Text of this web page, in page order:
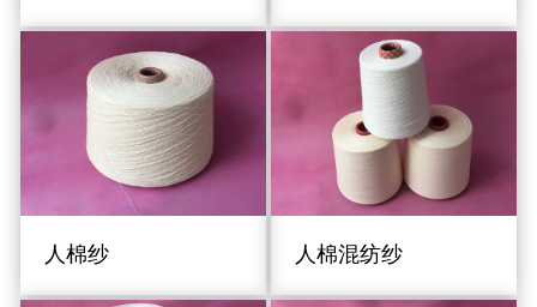
人棉纱 人棉混纺纱